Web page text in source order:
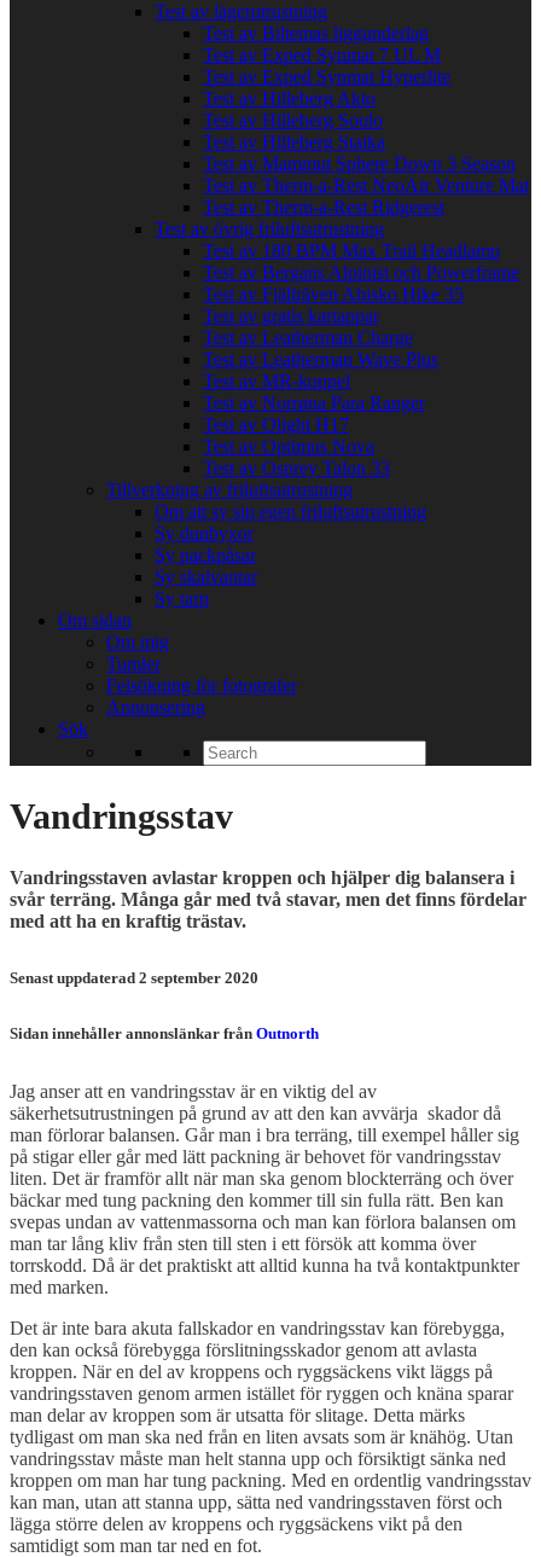
Test av lägerutrustning
Test av Biltemas liggunderlag
Test av Exped Synmat 7 UL M
Test av Exped Synmat Hyperlite
Test av Hilleberg Akto
Test av Hilleberg Soulo
Test av Hilleberg Staika
Test av Mammut Sphere Down 3 Season
Test av Therm-a-Rest NeoAir Venture Mat
Test av Therm-a-Rest Ridgerest
Test av övrig friluftsutrustning
Test av 180 BPM Max Trail Headlamp
Test av Bergans Alpinist och Powerframe
Test av Fjällräven Abisko Hike 35
Test av gratis kartappar
Test av Leatherman Charge
Test av Leatherman Wave Plus
Test av MR-koppel
Test av Norrøna Para Ranger
Test av Olight H17
Test av Optimus Nova
Test av Osprey Talon 33
Tillverkning av friluftsutrustning
Om att sy sin egen friluftsutrustning
Sy dunbyxor
Sy packpåsar
Sy skalvantar
Sy tarp
Om sidan
Om mig
Tumler
Felsökning för fotografer
Annonsering
Sök
Search
for:
Vandringsstav
Vandringsstaven avlastar kroppen och hjälper dig balansera i
svår terräng. Många går med två stavar, men det finns fördelar
med att ha en kraftig trästav.
Senast uppdaterad 2 september 2020
Sidan innehåller annonslänkar från Outnorth
Jag anser att en vandringsstav är en viktig del av
säkerhetsutrustningen på grund av att den kan avvärja skador då
man förlorar balansen. Går man i bra terräng, till exempel håller sig
på stigar eller går med lätt packning är behovet för vandringsstav
liten. Det är framför allt när man ska genom blockterräng och över
bäckar med tung packning den kommer till sin fulla rätt. Ben kan
svepas undan av vattenmassorna och man kan förlora balansen om
man tar lång kliv från sten till sten i ett försök att komma över
torrskodd. Då är det praktiskt att alltid kunna ha två kontaktpunkter
med marken.
Det är inte bara akuta fallskador en vandringsstav kan förebygga,
den kan också förebygga förslitningsskador genom att avlasta
kroppen. När en del av kroppens och ryggsäckens vikt läggs på
vandringsstaven genom armen istället för ryggen och knäna sparar
man delar av kroppen som är utsatta för slitage. Detta märks
tydligast om man ska ned från en liten avsats som är knähög. Utan
vandringsstav måste man helt stanna upp och försiktigt sänka ned
kroppen om man har tung packning. Med en ordentlig vandringsstav
kan man, utan att stanna upp, sätta ned vandringsstaven först och
lägga större delen av kroppens och ryggsäckens vikt på den
samtidigt som man tar ned en fot.